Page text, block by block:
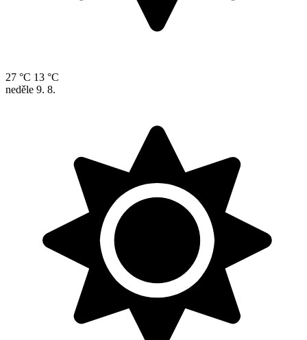
27 °C 13 °C
neděle 9. 8.